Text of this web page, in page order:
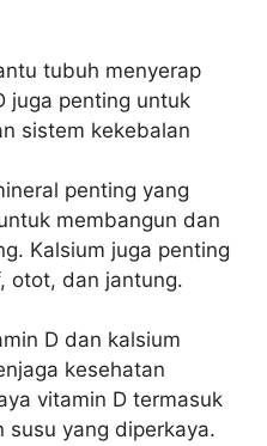
tubuh menyerap
juga penting untuk
sistem kekebalan
penting yang
membangun dan
Kalsium juga penting
otot, dan jantung.
D dan kalsium
kesehatan
vitamin D termasuk
susu yang diperkaya.